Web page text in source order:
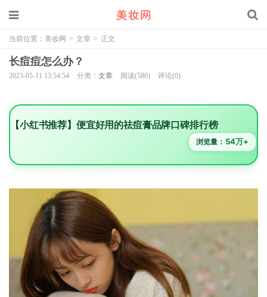
当前位置： 美妆网 > 文章 > 正文
长痘痘怎么办？
2023-05-11 13:54:54 分类： 文章 阅读(586) 评论(0)
【小红书推荐】便宜好用的祛痘膏品牌口碑排行榜
浏览量： 54万+